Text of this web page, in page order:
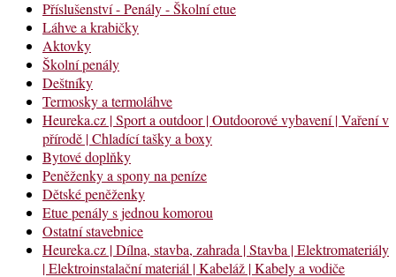
Příslušenství - Penály - Školní etue
Láhve a krabičky
Aktovky
Školní penály
Deštníky
Termosky a termoláhve
Heureka.cz | Sport a outdoor | Outdoorové vybavení | Vaření v
přírodě | Chladící tašky a boxy
Bytové doplňky
Peněženky a spony na peníze
Dětské peněženky
Etue penály s jednou komorou
Ostatní stavebnice
Heureka.cz | Dílna, stavba, zahrada | Stavba | Elektromateriály
| Elektroinstalační materiál | Kabeláž | Kabely a vodiče